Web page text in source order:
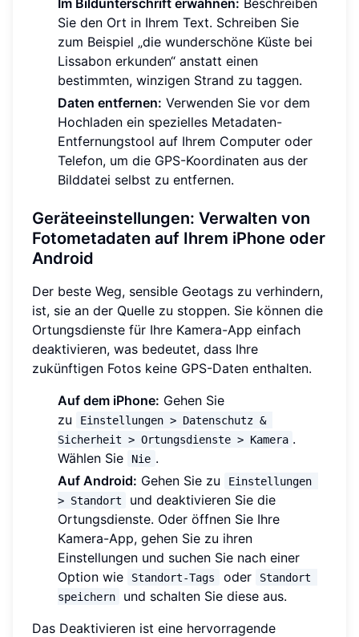
Sie den Ort in Ihrem Text. Schreiben Sie
zum Beispiel „die wunderschöne Küste bei
Lissabon erkunden“ anstatt einen
bestimmten, winzigen Strand zu taggen.
Daten entfernen: Verwenden Sie vor dem
Hochladen ein spezielles Metadaten-
Entfernungstool auf Ihrem Computer oder
Telefon, um die GPS-Koordinaten aus der
Bilddatei selbst zu entfernen.
Geräteeinstellungen: Verwalten von
Fotometadaten auf Ihrem iPhone oder
Android
Der beste Weg, sensible Geotags zu verhindern,
ist, sie an der Quelle zu stoppen. Sie können die
Ortungsdienste für Ihre Kamera-App einfach
deaktivieren, was bedeutet, dass Ihre
zukünftigen Fotos keine GPS-Daten enthalten.
Auf dem iPhone: Gehen Sie
zu
Einstellungen > Datenschutz &
Sicherheit > Ortungsdienste > Kamera .
Wählen Sie
Nie .
Auf Android: Gehen Sie zu
Einstellungen
> Standort
und deaktivieren Sie die
Ortungsdienste. Oder öffnen Sie Ihre
Kamera-App, gehen Sie zu ihren
Einstellungen und suchen Sie nach einer
Option wie
Standort-Tags oder
Standort
speichern
und schalten Sie diese aus.
Das Deaktivieren ist eine hervorragende